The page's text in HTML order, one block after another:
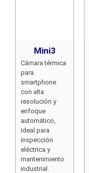
Mini3
Cámara térmica
para
smartphone
con alta
resolución y
enfoque
automático,
ideal para
inspección
eléctrica y
mantenimiento
industrial.